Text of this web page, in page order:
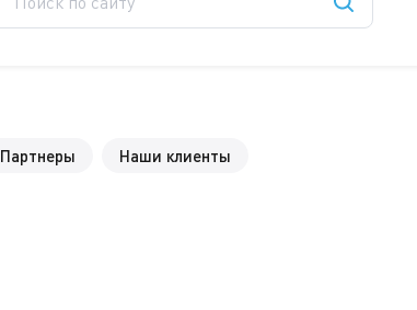
Партнеры Наши клиенты